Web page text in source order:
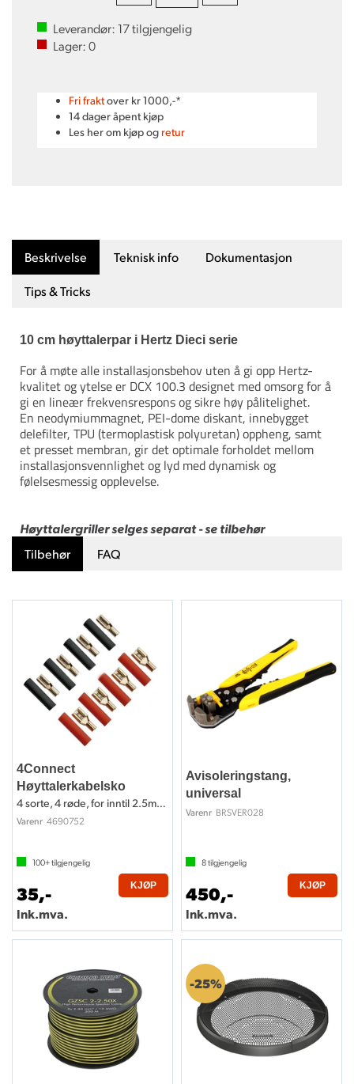
Leverandør:17tilgjengelig
Lager:0
Fri fraktover kr 1000,-*
14 dager åpent kjøp
Les her om kjøp og retur
Beskrivelse Teknisk info Dokumentasjon
Tips & Tricks
10 cm høyttalerpar i Hertz Dieci serie
For å møte alle installasjonsbehov uten å gi opp Hertz-
kvalitet og ytelse er DCX 100.3 designet med omsorg for å
gi en lineær frekvensrespons og sikre høy pålitelighet.
En neodymiummagnet, PEI-dome diskant, innebygget
delefilter, TPU (termoplastisk polyuretan) oppheng, samt
et presset membran, gir det optimale forholdet mellom
installasjonsvennlighet og lyd med dynamisk og
følelsesmessig opplevelse.
Høyttalergriller selges separat - se tilbehør
Tilbehør
FAQ
4Connect
Høyttalerkabelsko
4 sorte, 4 røde, for inntil 2.5mm2 kabel
Varenr 4690752
100+tilgjengelig
35,-
Ink.mva.
KJØP
Avisoleringstang,
universal
Varenr BRSVER028
8tilgjengelig
450,-
Ink.mva.
KJØP
25%